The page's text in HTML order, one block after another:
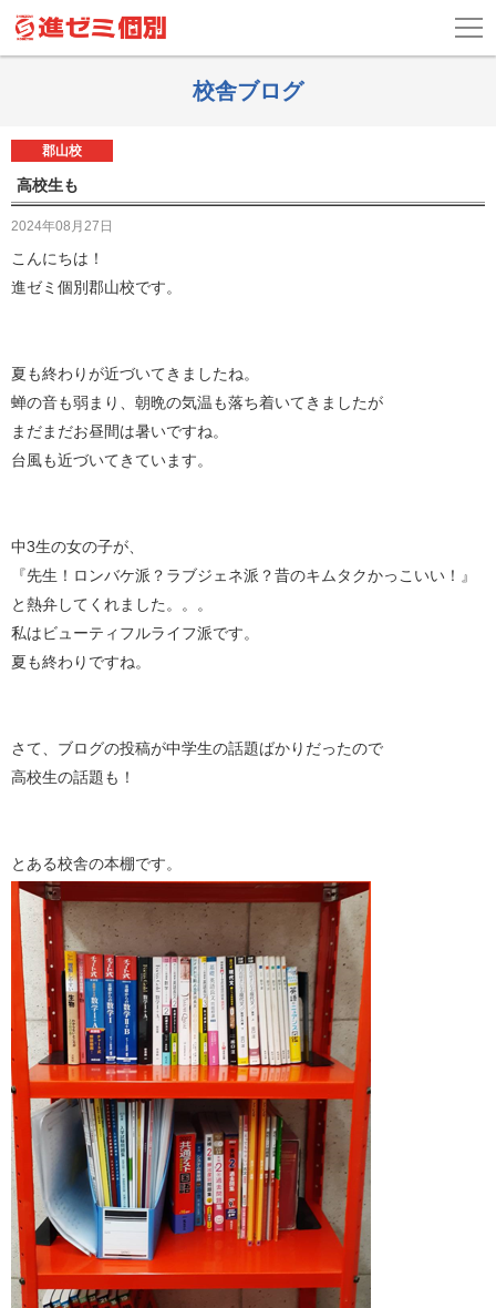
校舎ブログ
郡山校
高校生も
2024年08月27日
こんにちは！
進ゼミ個別郡山校です。
夏も終わりが近づいてきましたね。
蝉の音も弱まり、朝晩の気温も落ち着いてきましたが
まだまだお昼間は暑いですね。
台風も近づいてきています。
中3生の女の子が、
『先生！ロンバケ派？ラブジェネ派？昔のキムタクかっこいい！』
と熱弁してくれました。。。
私はビューティフルライフ派です。
夏も終わりですね。
さて、ブログの投稿が中学生の話題ばかりだったので
高校生の話題も！
とある校舎の本棚です。